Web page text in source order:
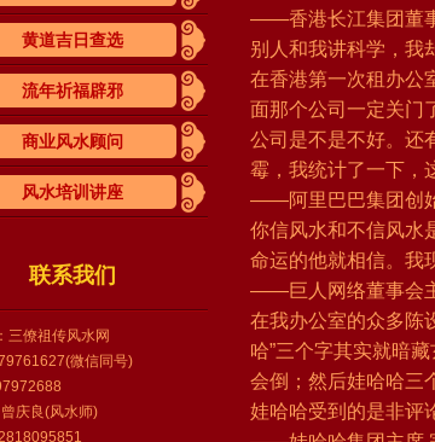
黄道吉日查选
流年祈福辟邪
商业风水顾问
风水培训讲座
联系我们
三僚祖传风水网
微信同号)
庆良(风水师)
——香港长江集团董
别人和我讲科学，我
在香港第一次租办公
面那个公司一定关门
公司是不是不好。还
霉，我统计了一下，
——阿里巴巴集团创
你信风水和不信风水
命运的他就相信。我
——巨人网络董事会
在我办公室的众多陈
哈”三个字其实就暗
会倒；然后娃哈哈三
娃哈哈受到的是非评